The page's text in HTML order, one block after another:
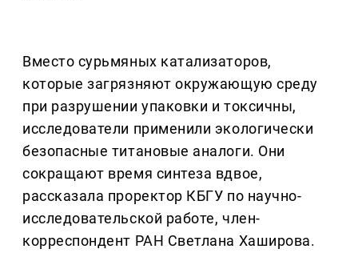
Вместо сурьмяных катализаторов,
которые загрязняют окружающую среду
при разрушении упаковки и токсичны,
исследователи применили экологически
безопасные титановые аналоги. Они
сокращают время синтеза вдвое,
рассказала проректор КБГУ по научно-
исследовательской работе, член-
корреспондент РАН Светлана Хаширова.